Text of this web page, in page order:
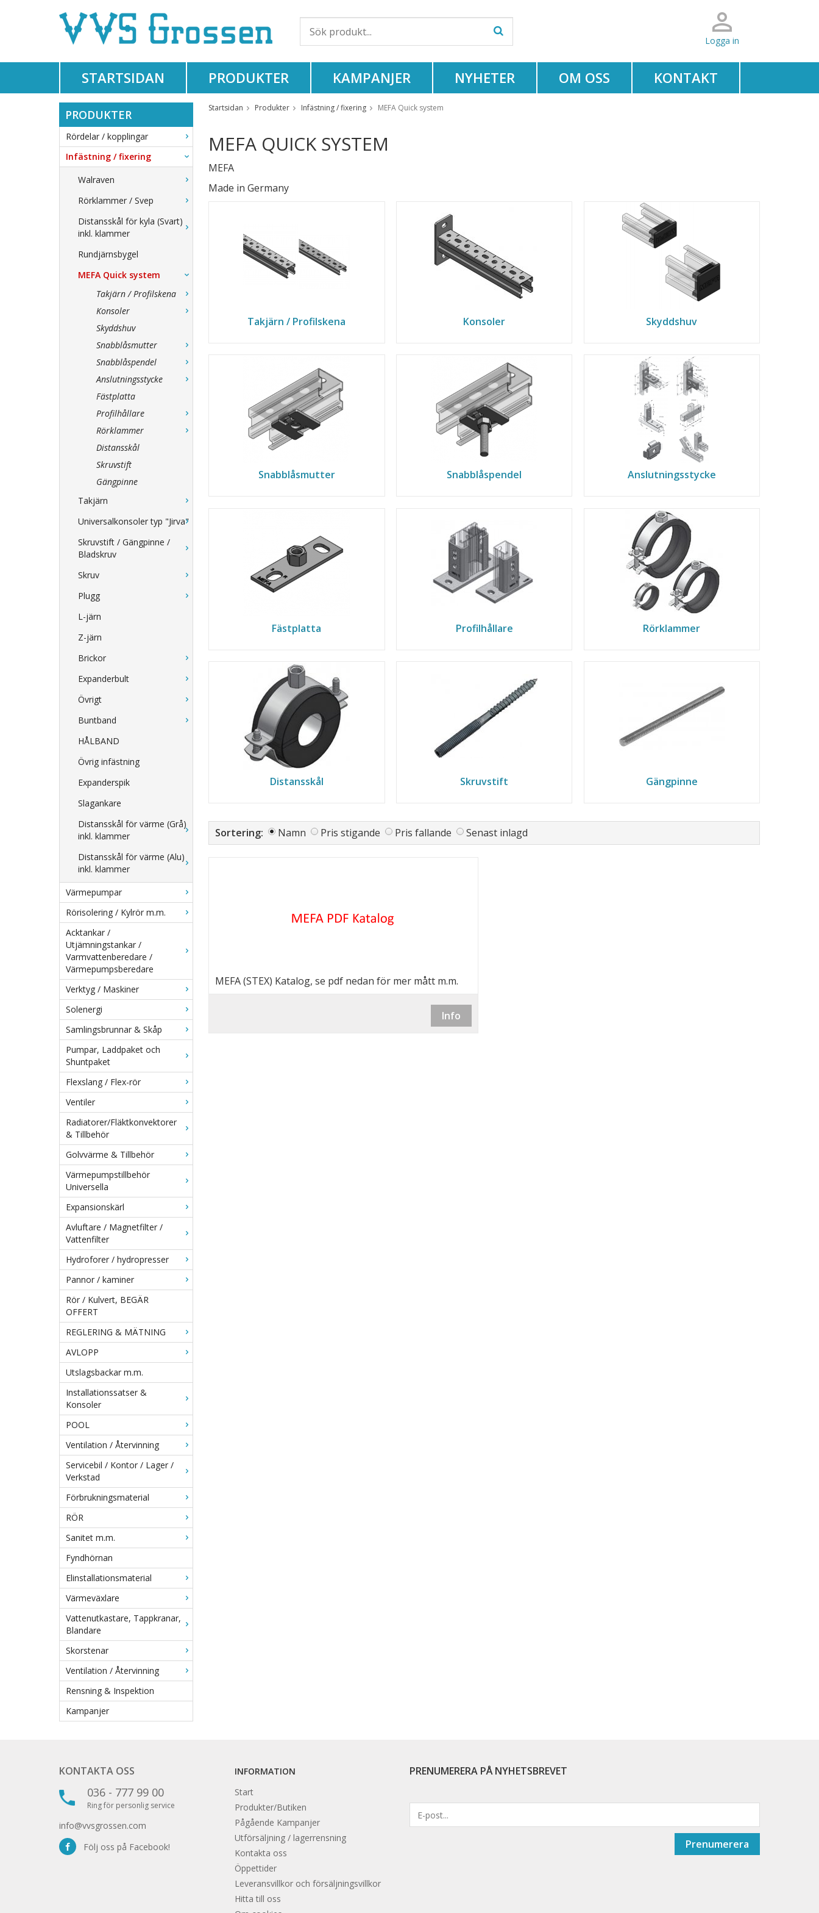
Logga in
STARTSIDAN PRODUKTER KAMPANJER NYHETER OM OSS KONTAKT
PRODUKTER
Rördelar / kopplingar
Infästning / fixering
Walraven
Rörklammer / Svep
Distansskål för kyla (Svart)
inkl. klammer
Rundjärnsbygel
MEFA Quick system
Takjärn / Profilskena
Konsoler
Skyddshuv
Snabblåsmutter
Snabblåspendel
Anslutningsstycke
Fästplatta
Profilhållare
Rörklammer
Distansskål
Skruvstift
Gängpinne
Takjärn
Universalkonsoler typ "Jirva"
Skruvstift / Gängpinne /
Bladskruv
Skruv
Plugg
L-järn
Z-järn
Brickor
Expanderbult
Övrigt
Buntband
HÅLBAND
Övrig infästning
Expanderspik
Slagankare
Distansskål för värme (Grå)
inkl. klammer
Distansskål för värme (Alu)
inkl. klammer
Värmepumpar
Rörisolering / Kylrör m.m.
Acktankar /
Utjämningstankar /
Varmvattenberedare /
Värmepumpsberedare
Verktyg / Maskiner
Solenergi
Samlingsbrunnar & Skåp
Pumpar, Laddpaket och
Shuntpaket
Flexslang / Flex-rör
Ventiler
Radiatorer/Fläktkonvektorer
& Tillbehör
Golvvärme & Tillbehör
Värmepumpstillbehör
Universella
Expansionskärl
Avluftare / Magnetfilter /
Vattenfilter
Hydroforer / hydropresser
Pannor / kaminer
Rör / Kulvert, BEGÄR
OFFERT
REGLERING & MÄTNING
AVLOPP
Utslagsbackar m.m.
Installationssatser &
Konsoler
POOL
Ventilation / Återvinning
Servicebil / Kontor / Lager /
Verkstad
Förbrukningsmaterial
RÖR
Sanitet m.m.
Fyndhörnan
Elinstallationsmaterial
Värmeväxlare
Vattenutkastare, Tappkranar,
Blandare
Skorstenar
Ventilation / Återvinning
Rensning & Inspektion
Kampanjer
Startsidan Produkter Infästning / fixering MEFA Quick system
MEFA QUICK SYSTEM
MEFA
Made in Germany
Takjärn / Profilskena Konsoler Skyddshuv
Snabblåsmutter Snabblåspendel Anslutningsstycke
Fästplatta Profilhållare Rörklammer
Distansskål Skruvstift Gängpinne
Sortering: Namn Pris stigande Pris fallande Senast inlagd
MEFA (STEX) Katalog, se pdf nedan för mer mått m.m.
Info
KONTAKTA OSS
036 - 777 99 00
Ring för personlig service
info@vvsgrossen.com
Följ oss på Facebook!
INFORMATION
Start
Produkter/Butiken
Pågående Kampanjer
Utförsäljning / lagerrensning
Kontakta oss
Öppettider
Leveransvillkor och försäljningsvillkor
Hitta till oss
PRENUMERERA PÅ NYHETSBREVET
Prenumerera